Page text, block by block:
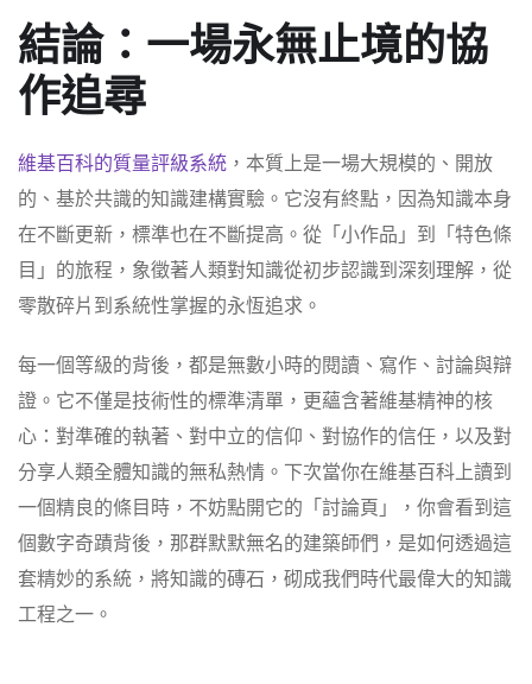
結論：一場永無止境的協
作追尋
維基百科的質量評級系統 ，本質上是一場大規模的、開放
的、基於共識的知識建構實驗。它沒有終點，因為知識本身
在不斷更新，標準也在不斷提高。從「小作品」到「特色條
目」的旅程，象徵著人類對知識從初步認識到深刻理解，從
零散碎片到系統性掌握的永恆追求。
每一個等級的背後，都是無數小時的閱讀、寫作、討論與辯
證。它不僅是技術性的標準清單，更蘊含著維基精神的核
心：對準確的執著、對中立的信仰、對協作的信任，以及對
分享人類全體知識的無私熱情。下次當你在維基百科上讀到
一個精良的條目時，不妨點開它的「討論頁」，你會看到這
個數字奇蹟背後，那群默默無名的建築師們，是如何透過這
套精妙的系統，將知識的磚石，砌成我們時代最偉大的知識
工程之一。